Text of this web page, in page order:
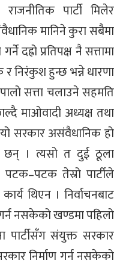
पार्टी मिलेर
मानिने कुरा सबैमा
दह्रो प्रतिपक्ष नै सत्तामा
निरंकुश हुन्छ भन्ने धारणा
सत्ता चलाउने सहमति
माओवादी अध्यक्ष तथा
यो सरकार असंवैधानिक हो
छन् । त्यसो त दुई ठूला
पटक–पटक तेस्रो पार्टीले
थिएन । निर्वाचनबाट
गर्न नसकेको खण्डमा पहिलो
पार्टीसँग संयुक्त सरकार
निर्माण गर्न नसकेको